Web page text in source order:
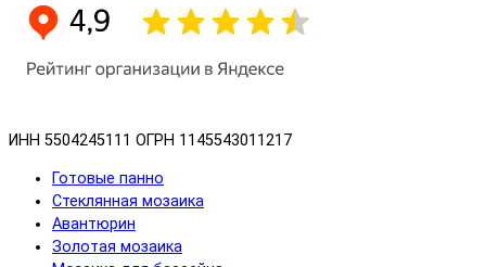
ИНН 5504245111 ОГРН 1145543011217
Готовые панно
Стеклянная мозаика
Авантюрин
Золотая мозаика